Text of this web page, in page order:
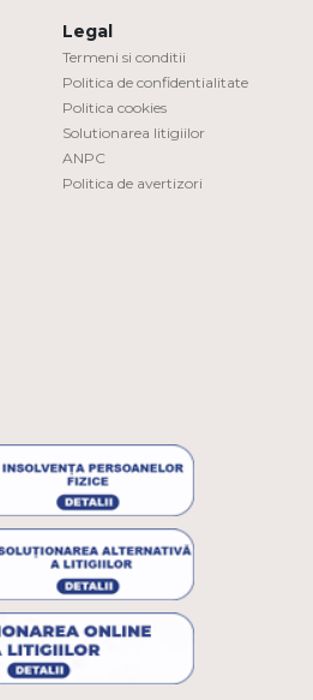
Legal
Termeni si conditii
Politica de confidentialitate
Politica cookies
Solutionarea litigiilor
ANPC
Politica de avertizori